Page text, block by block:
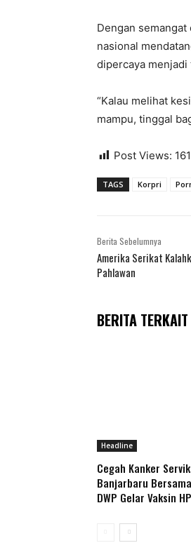
Dengan
nasional
dipercaya
“Kalau melihat
mampu, tinggal
Post Views: 161
TAGS Korpri
Berita Sebelumnya
Amerika Serikat
Pahlawan
BERITA TERKAIT
Headline
Cegah Kanker
Banjarbaru
DWP Gelar Vaksin